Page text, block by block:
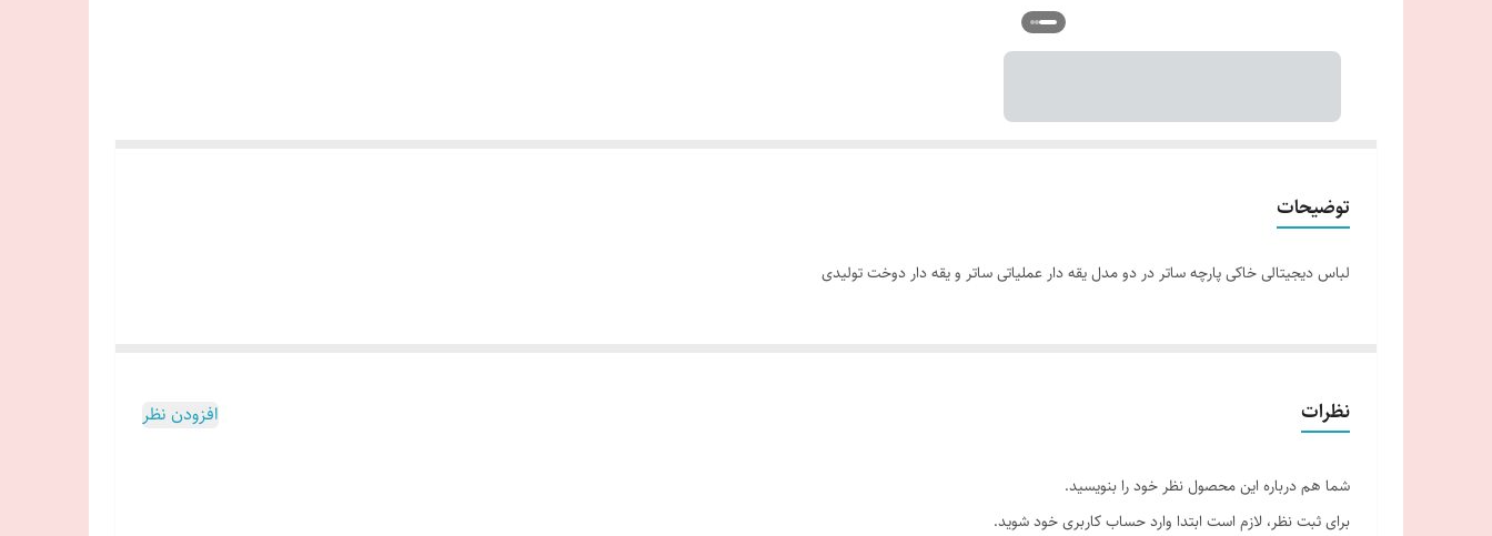
توضیحات
لباس دیجیتالی خاکی پارچه ساتر در دو مدل یقه دار عملیاتی ساتر و یقه دار دوخت تولیدی
نظرات افزودن نظر
شما هم درباره این محصول نظر خود را بنویسید.
برای ثبت نظر، لازم است ابتدا وارد حساب کاربری خود شوید.